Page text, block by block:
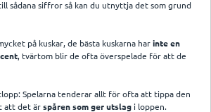
sådana siffror så kan du utnyttja det som grund
på kuskar, de bästa kuskarna har inte en
, tvärtom blir de ofta överspelade för att de
Spelarna tenderar allt för ofta att tippa den
att det är spåren som ger utslag i loppen.